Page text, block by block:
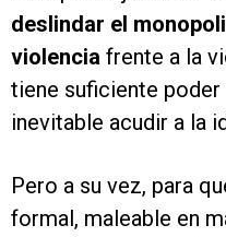
deslindar el
violencia frente a la
tiene suficiente
inevitable acudir a la
Pero a su vez, para
formal, maleable en